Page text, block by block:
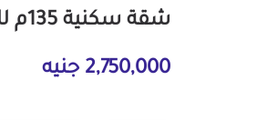
شقة سكنية 135م للبيع كاش بشبرا القاهرة
2,750,000 جنيه